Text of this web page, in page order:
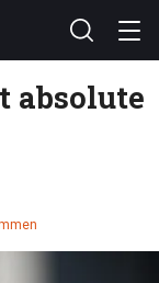
absolute